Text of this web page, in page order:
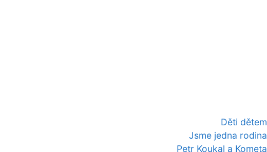
Děti dětem
Jsme jedna rodina
Petr Koukal a Kometa